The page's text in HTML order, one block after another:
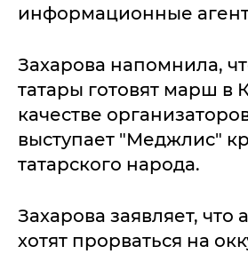
информационные
Захарова напомнила,
татары готовят марш в
качестве
выступает "Меджлис"
татарского народа.
Захарова заявляет, что
хотят прорваться на